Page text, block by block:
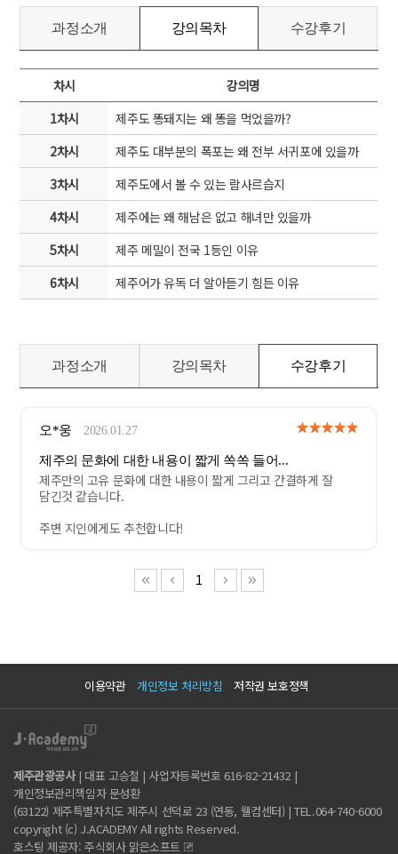
과정소개 강의목차 수강후기
차시
강의명
1차시
제주도 똥돼지는 왜 똥을 먹었을까?
2차시
제주도 대부분의 폭포는 왜 전부 서귀포에 있을까
3차시
제주도에서 볼 수 있는 람사르습지
4차시
제주에는 왜 해남은 없고 해녀만 있을까
5차시
제주 메밀이 전국 1등인 이유
6차시
제주어가 유독 더 알아듣기 힘든 이유
과정소개 강의목차 수강후기
이용약관 개인정보 처리방침 저작권 보호정책
제주관광공사| 대표 고승철 | 사업자등록번호 616-82-21432 |
개인정보관리책임자 문성환
(63122) 제주특별자치도 제주시 선덕로 23 (연동, 웰컴센터) | TEL.064-740-6000
copyright (c) J.ACADEMY All rights Reserved.
호스팅 제공자: 주식회사 맑은소프트